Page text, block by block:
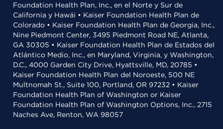
Foundation Health Plan, Inc., en el Norte y Sur de
California y Hawái • Kaiser Foundation Health Plan de
Colorado • Kaiser Foundation Health Plan de Georgia, Inc.,
Nine Piedmont Center, 3495 Piedmont Road NE, Atlanta,
GA 30305 • Kaiser Foundation Health Plan de Estados del
Atlántico Medio, Inc., en Maryland, Virginia, y Washington,
D.C., 4000 Garden City Drive, Hyattsville, MD, 20785 •
Kaiser Foundation Health Plan del Noroeste, 500 NE
Multnomah St., Suite 100, Portland, OR 97232 • Kaiser
Foundation Health Plan of Washington or Kaiser
Foundation Health Plan of Washington Options, Inc., 2715
Naches Ave, Renton, WA 98057